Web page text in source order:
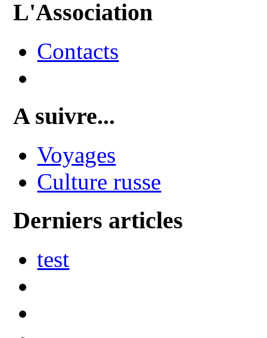
L'Association
Contacts
A suivre...
Voyages
Culture russe
Derniers articles
test